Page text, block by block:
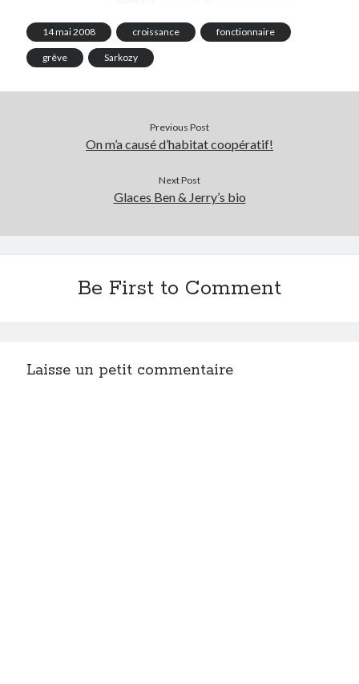
Sons
Sorties cuculturelles
Tavukoi
14 mai 2008 croissance fonctionnaire
grêve Sarkozy
Previous Post
On m’a causé d’habitat coopératif!
Next Post
Glaces Ben & Jerry’s bio
Be First to Comment
Laisse un petit commentaire